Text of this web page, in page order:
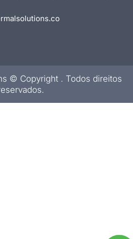
© Copyright . Todos direitos